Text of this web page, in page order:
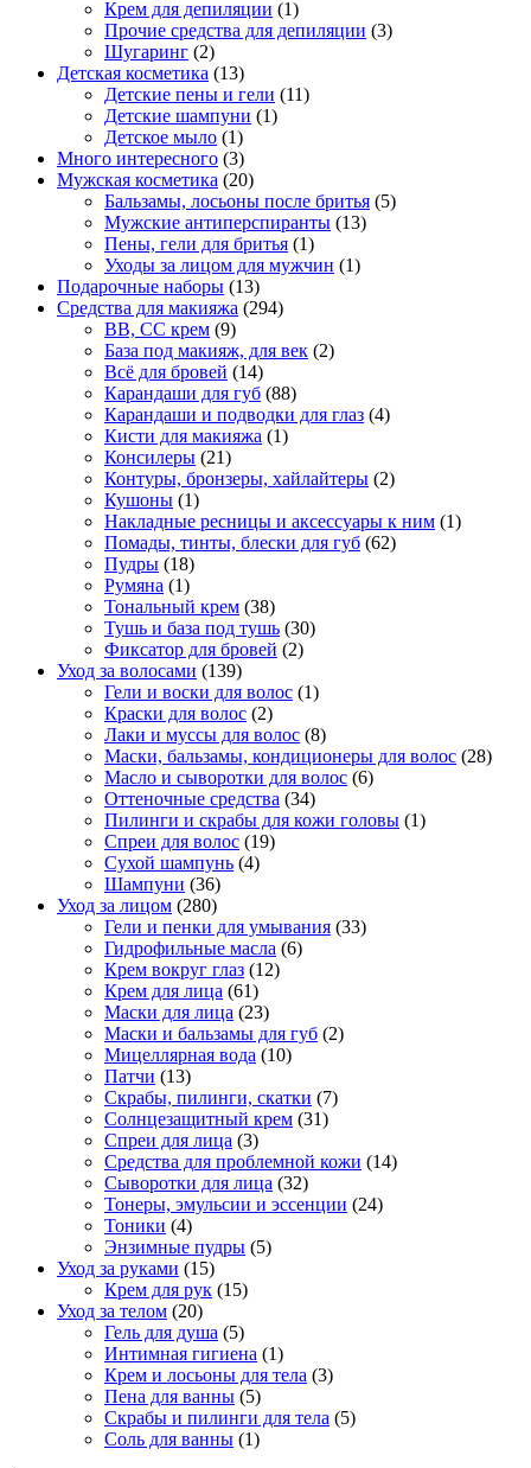
Крем для депиляции (1)
Прочие средства для депиляции (3)
Шугаринг (2)
Детская косметика (13)
Детские пены и гели (11)
Детские шампуни (1)
Детское мыло (1)
Много интересного (3)
Мужская косметика (20)
Бальзамы, лосьоны после бритья (5)
Мужские антиперспиранты (13)
Пены, гели для бритья (1)
Уходы за лицом для мужчин (1)
Подарочные наборы (13)
Средства для макияжа (294)
BB, CC крем (9)
База под макияж, для век (2)
Всё для бровей (14)
Карандаши для губ (88)
Карандаши и подводки для глаз (4)
Кисти для макияжа (1)
Консилеры (21)
Контуры, бронзеры, хайлайтеры (2)
Кушоны (1)
Накладные ресницы и аксессуары к ним (1)
Помады, тинты, блески для губ (62)
Пудры (18)
Румяна (1)
Тональный крем (38)
Тушь и база под тушь (30)
Фиксатор для бровей (2)
Уход за волосами (139)
Гели и воски для волос (1)
Краски для волос (2)
Лаки и муссы для волос (8)
Маски, бальзамы, кондиционеры для волос (28)
Масло и сыворотки для волос (6)
Оттеночные средства (34)
Пилинги и скрабы для кожи головы (1)
Спреи для волос (19)
Сухой шампунь (4)
Шампуни (36)
Уход за лицом (280)
Гели и пенки для умывания (33)
Гидрофильные масла (6)
Крем вокруг глаз (12)
Крем для лица (61)
Маски для лица (23)
Маски и бальзамы для губ (2)
Мицеллярная вода (10)
Патчи (13)
Скрабы, пилинги, скатки (7)
Солнцезащитный крем (31)
Спреи для лица (3)
Средства для проблемной кожи (14)
Сыворотки для лица (32)
Тонеры, эмульсии и эссенции (24)
Тоники (4)
Энзимные пудры (5)
Уход за руками (15)
Крем для рук (15)
Уход за телом (20)
Гель для душа (5)
Интимная гигиена (1)
Крем и лосьоны для тела (3)
Пена для ванны (5)
Скрабы и пилинги для тела (5)
Соль для ванны (1)